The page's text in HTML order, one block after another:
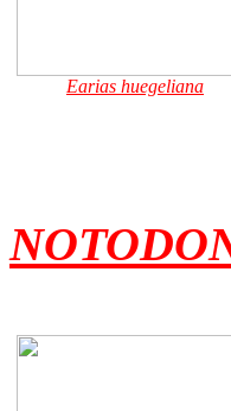
Earias huegeliana